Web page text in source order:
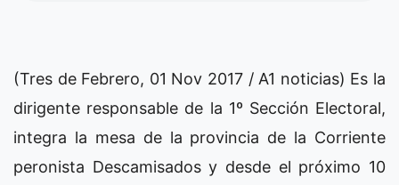
(Tres de Febrero, 01 Nov 2017 / A1 noticias) Es la
dirigente responsable de la 1º Sección Electoral,
integra la mesa de la provincia de la Corriente
peronista Descamisados y desde el próximo 10